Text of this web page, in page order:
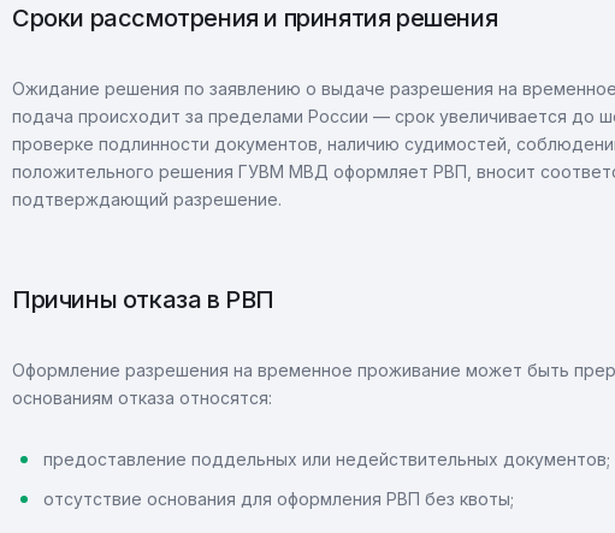
Сроки рассмотрения и принятия решения
Ожидание решения по заявлению о выдаче разрешения на
подача происходит за пределами России — срок увеличивается до
проверке подлинности документов, наличию судимостей,
положительного решения ГУВМ МВД оформляет РВП, вносит
подтверждающий разрешение.
Причины отказа в РВП
Оформление разрешения на временное проживание может быть
основаниям отказа относятся:
предоставление поддельных или недействительных документов;
отсутствие основания для оформления РВП без квоты;